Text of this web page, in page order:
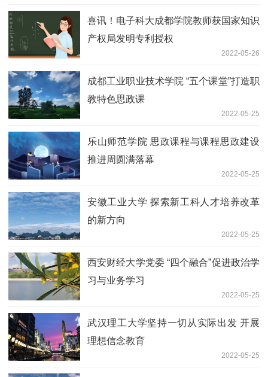
喜讯！电子科大成都学院教师获国家知识
产权局发明专利授权
2022-05-26
成都工业职业技术学院 “五个课堂”打造职
教特色思政课
2022-05-25
乐山师范学院 思政课程与课程思政建设
推进周圆满落幕
2022-05-25
安徽工业大学 探索新工科人才培养改革
的新方向
2022-05-25
西安财经大学党委 “四个融合”促进政治学
习与业务学习
2022-05-25
武汉理工大学坚持一切从实际出发 开展
理想信念教育
2022-05-25